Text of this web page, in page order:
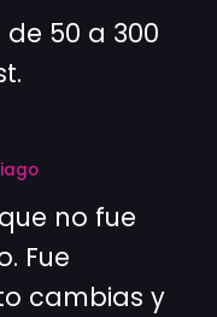
50 a 300
no fue
Fue
cambias y